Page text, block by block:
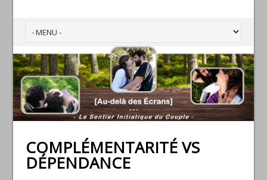
COMPLÉMENTARITÉ VS
DÉPENDANCE